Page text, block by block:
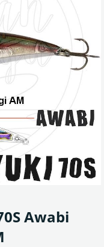
Awabi